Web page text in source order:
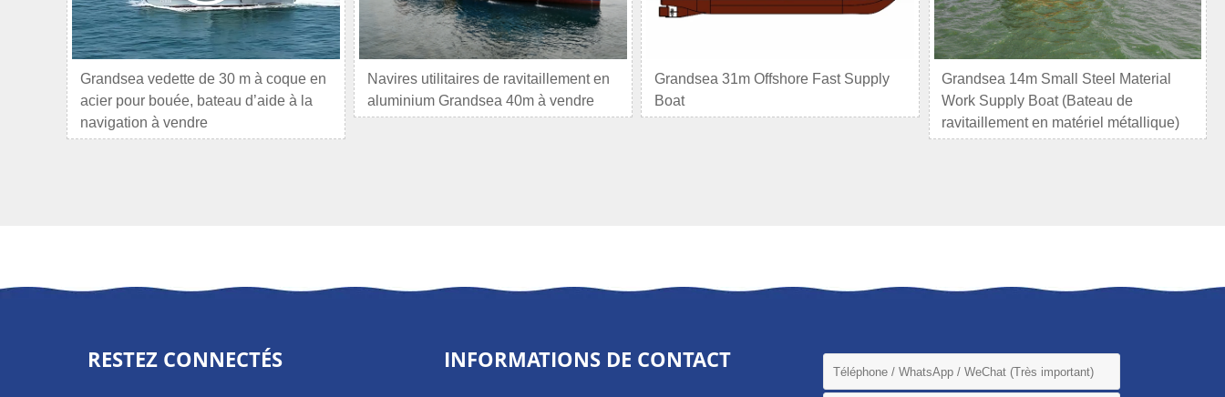
Grandsea vedette de 30 m à coque en
acier pour bouée, bateau d’aide à la
navigation à vendre
Navires utilitaires de ravitaillement en
aluminium Grandsea 40m à vendre
Grandsea 31m Offshore Fast Supply
Boat
Grandsea 14m Small Steel Material
Work Supply Boat (Bateau de
ravitaillement en matériel métallique)
RESTEZ CONNECTÉS INFORMATIONS DE CONTACT